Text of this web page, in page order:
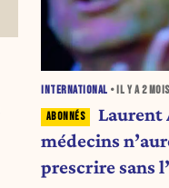
INTERNATIONAL • IL Y A2 MOIS
Laurent
médecins
prescrire sans